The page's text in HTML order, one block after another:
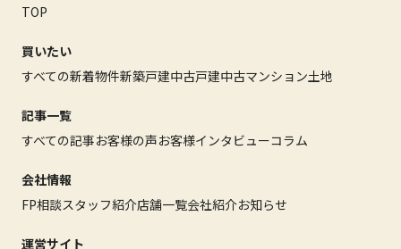
TOP
買いたい
すべての新着物件新築戸建中古戸建中古マンション土地
記事一覧
すべての記事お客様の声お客様インタビューコラム
会社情報
FP相談スタッフ紹介店舗一覧会社紹介お知らせ
運営サイト